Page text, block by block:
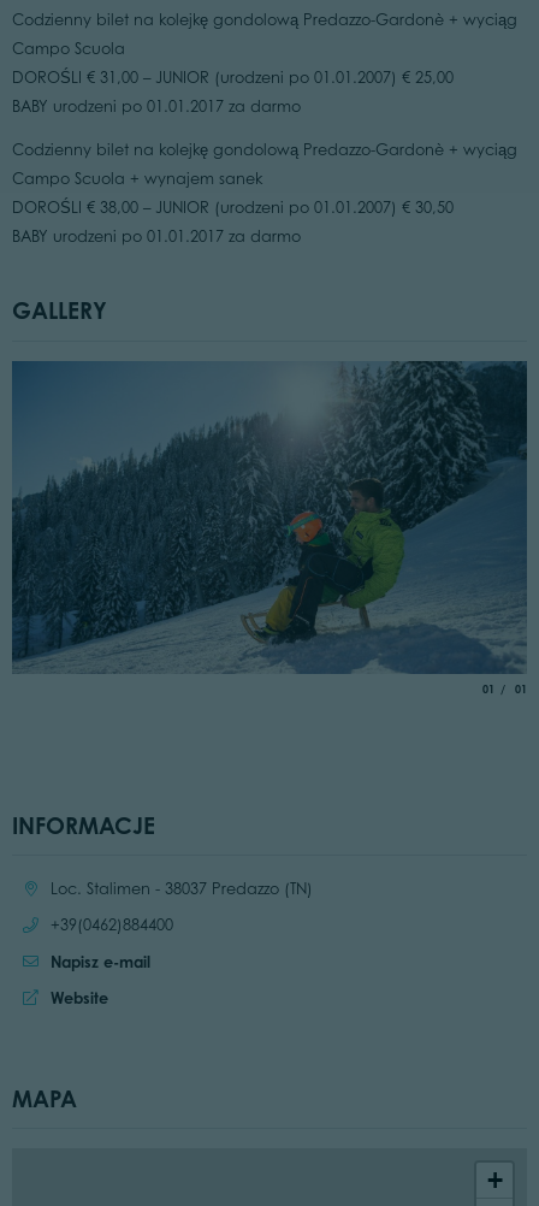
Codzienny bilet na kolejkę gondolową Predazzo-Gardonè + wyciąg
Campo Scuola
DOROŚLI € 31,00 – JUNIOR (urodzeni po 01.01.2007) € 25,00
BABY urodzeni po 01.01.2017 za darmo
Codzienny bilet na kolejkę gondolową Predazzo-Gardonè + wyciąg
Campo Scuola + wynajem sanek
DOROŚLI € 38,00 – JUNIOR (urodzeni po 01.01.2007) € 30,50
BABY urodzeni po 01.01.2017 za darmo
GALLERY
01 of
01
INFORMACJE
Location:Loc. Stalimen - 38037 Predazzo (TN)
Call:
+39(0462)884400
Napisz e-mail
Website:
Website
MAPA
+